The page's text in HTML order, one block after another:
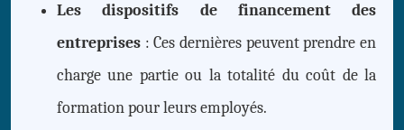
Les dispositifs de financement des
entreprises : Ces dernières peuvent prendre en
charge une partie ou la totalité du coût de la
formation pour leurs employés.